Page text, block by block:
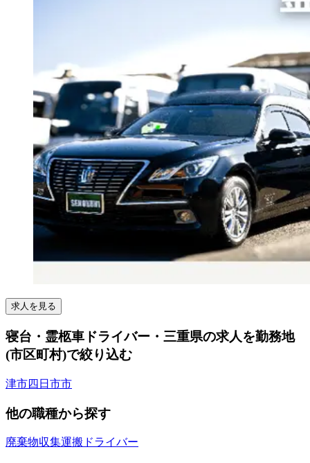
求人を見る
寝台・霊柩車ドライバー・三重県の求人を勤務地
(市区町村)で絞り込む
津市四日市市
他の職種から探す
廃棄物収集運搬ドライバー